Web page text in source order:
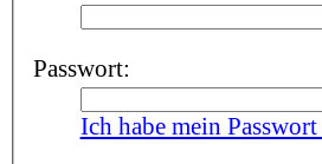
Passwort:
Ich habe mein Passwort